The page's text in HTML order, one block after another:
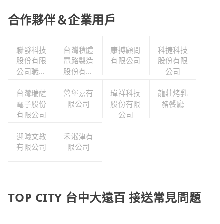
合作夥伴＆企業用戶
聯發科技
股份有限
公司職工
會
台灣積體
電路製造
股份有限
康搏顧問
有限公司
科捷科技
股份有限
公司
台灣瑞薩
電子股份
有限公司
營堡嘉有
限公司
瑋祥科技
股份有限
公司
龍莊烤乳
豬餐廳
迎曦文教
有限公司
禾淞津有
限公司
TOP CITY 台中大遠百 接送常見問題